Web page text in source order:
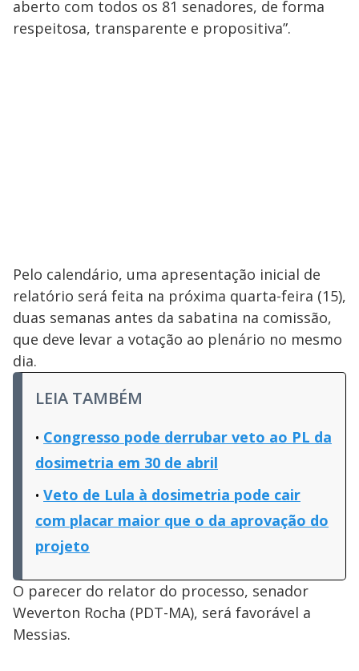
aberto com todos os 81 senadores, de forma
respeitosa, transparente e propositiva”.
Pelo calendário, uma apresentação inicial de
relatório será feita na próxima quarta-feira (15),
duas semanas antes da sabatina na comissão,
que deve levar a votação ao plenário no mesmo
dia.
LEIA TAMBÉM
Congresso pode derrubar veto ao PL da
dosimetria em 30 de abril
Veto de Lula à dosimetria pode cair
com placar maior que o da aprovação do
projeto
O parecer do relator do processo, senador
Weverton Rocha (PDT-MA), será favorável a
Messias.